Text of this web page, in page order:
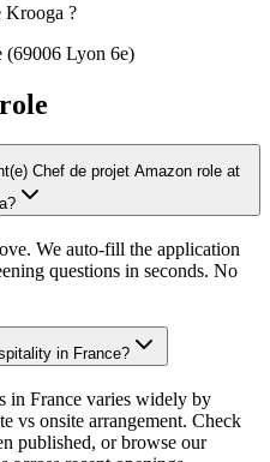
Krooga ?
(69006 Lyon 6e)
Chef de projet Amazon role at
We auto-fill the application
questions in seconds. No
in France?
in France varies widely by
vs onsite arrangement. Check
published, or browse our